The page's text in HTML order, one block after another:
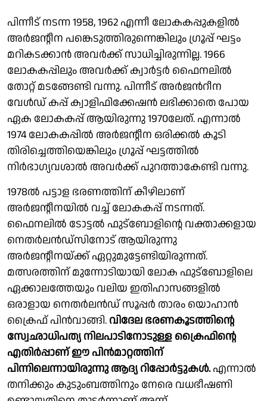
പിന്നീട് നടന്ന 1958, 1962 എന്നീ ലോകകപ്പുകളിൽ
അർജൻ്റീന പങ്കെടുത്തിരുന്നെങ്കിലും ഗ്രൂപ്പ് ഘട്ടം
മറികടക്കാൻ അവർക്ക് സാധിച്ചിരുന്നില്ല. 1966
ലോകകപ്പിലും അവർക്ക് ക്വാർട്ടർ ഫൈനലിൽ
തോറ്റ് മടങ്ങേണ്ടി വന്നു. പിന്നീട് അർജൻറീന
വേൾഡ് കപ്പ് ക്വാളിഫിക്കേഷൻ ലഭിക്കാതെ പോയ
ഏക ലോകകപ്പ് ആയിരുന്നു 1970ലേത്. എന്നാൽ
1974 ലോകകപ്പിൽ അർജൻ്റീന ഒരിക്കൽ കൂടി
തിരിച്ചെത്തിയെങ്കിലും ഗ്രൂപ്പ് ഘട്ടത്തിൽ
നിർഭാഗ്യവശാൽ അവർക്ക് പുറത്താകേണ്ടി വന്നു.
1978ൽ പട്ടാള ഭരണത്തിന് കീഴിലാണ്
അർജൻ്റീനയിൽ വച്ച് ലോകകപ്പ് നടന്നത്.
ഫൈനലിൽ ടോട്ടൽ ഫുട്ബോളിൻ്റെ വക്താക്കളായ
നെതർലൻഡ്സിനോട് ആയിരുന്നു
അർജൻ്റീനയ്ക്ക് ഏറ്റുമുട്ടേണ്ടിയിരുന്നത്.
മത്സരത്തിന് മുന്നോടിയായി ലോക ഫുട്‌ബോളിലെ
ഏക്കാലത്തേയും വലിയ ഇതിഹാസങ്ങളിൽ
ഒരാളായ നെതർലൻഡ് സൂപ്പർ താരം യൊഹാൻ
ക്രൈഫ് പിൻവാങ്ങി. വിദേല ഭരണകൂടത്തിൻ്റെ
സ്വേഛാധിപത്യ നിലപാടിനോടുള്ള ക്രൈഫിൻ്റെ
എതിർപ്പാണ് ഈ പിൻമാറ്റത്തിന്
പിന്നിലെന്നായിരുന്നു ആദ്യ റിപ്പോർട്ടുകൾ.എന്നാൽ
തനിക്കും കുടുംബത്തിനും നേരെ വധഭീഷണി